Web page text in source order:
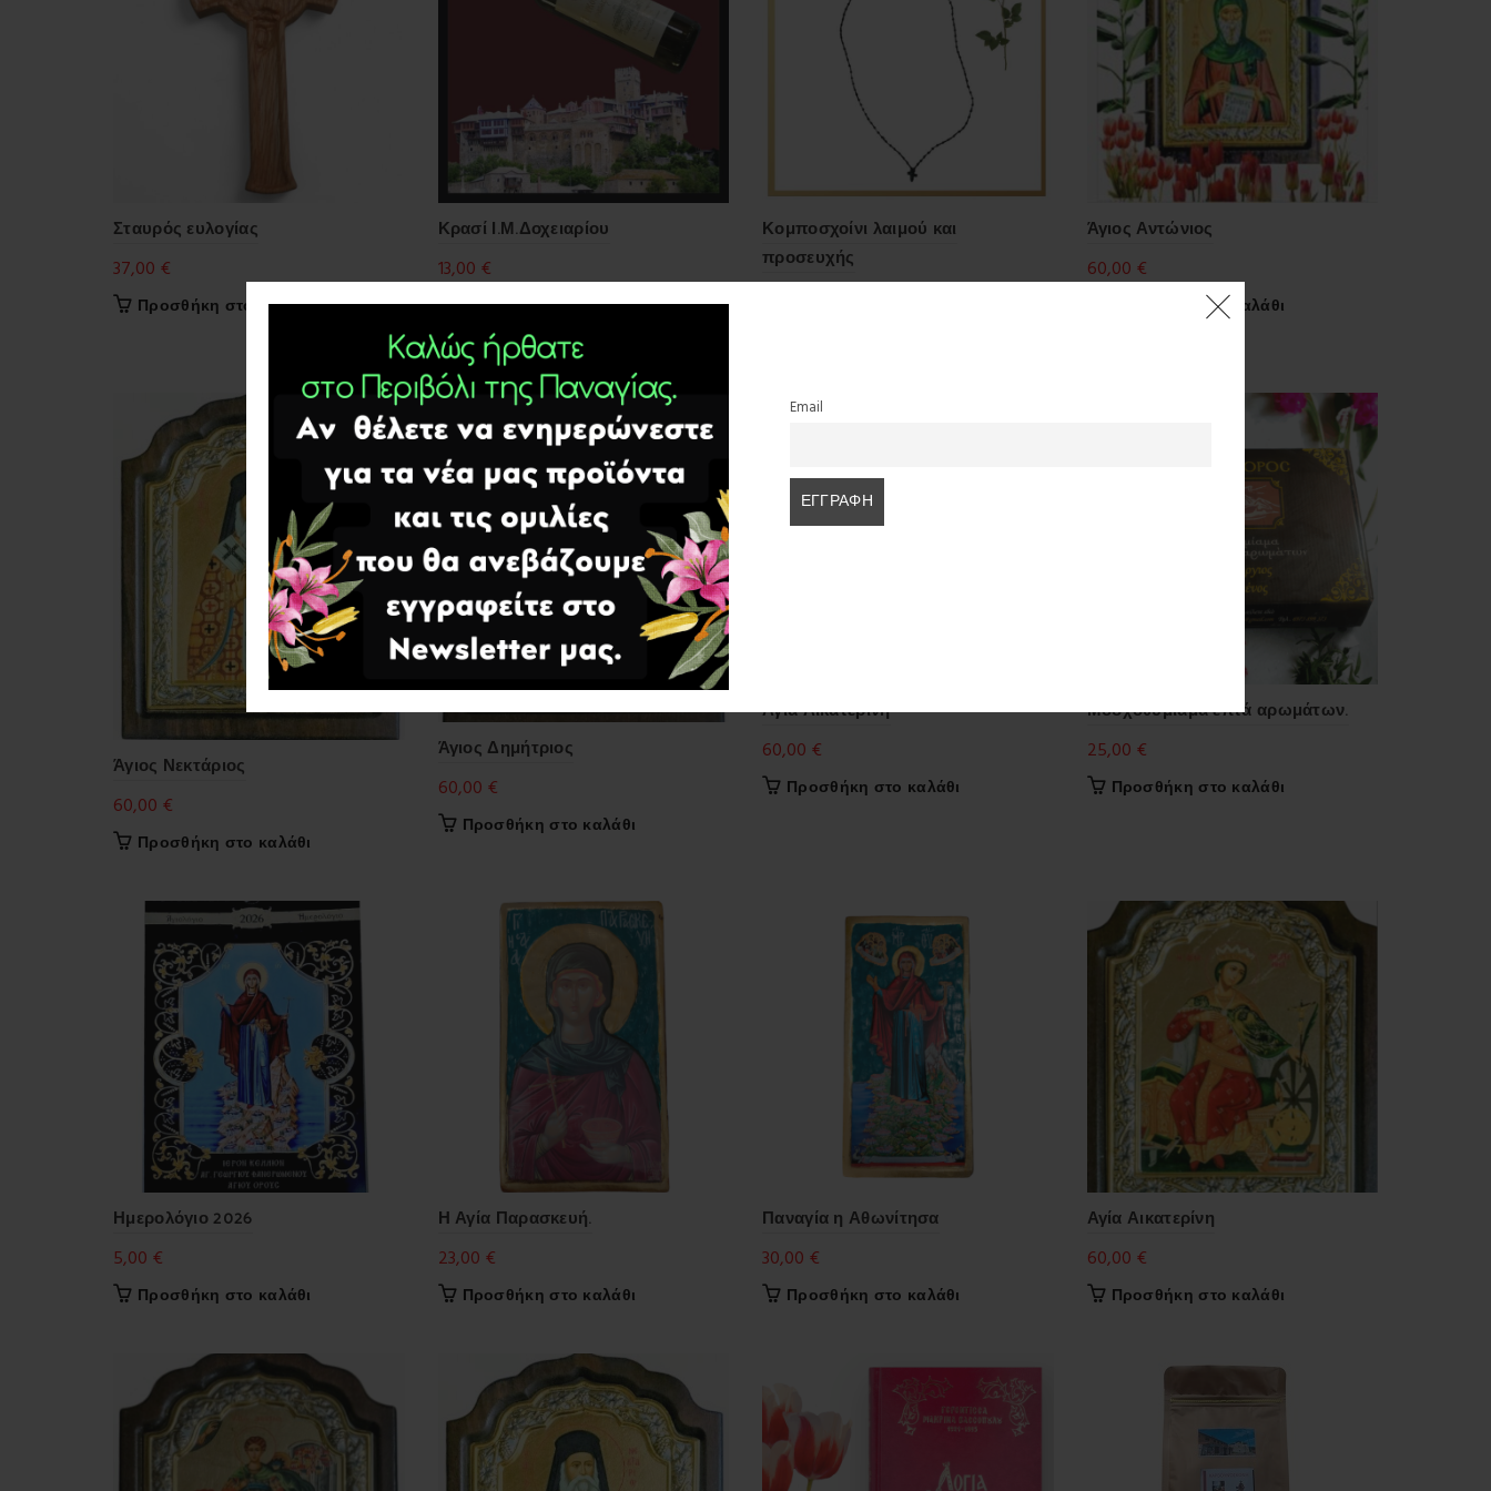
Email
Σταυρός ευλογίας
37,00 €
Προσθήκη στο καλάθι
Κρασί Ι.Μ.Δοχειαρίου
13,00 €
Προσθήκη στο καλάθι
Κομποσχοίνι λαιμού και
προσευχής
Άγιος Αντώνιος
60,00 €
Προσθήκη στο καλάθι
Άγιος Νεκτάριος
60,00 €
Προσθήκη στο καλάθι
Άγιος Δημήτριος
60,00 €
Προσθήκη στο καλάθι
Αγία Αικατερίνη
60,00 €
Προσθήκη στο καλάθι
Μοσχοθυμίαμα επτά αρωμάτων.
25,00 €
Προσθήκη στο καλάθι
Ημερολόγιο 2026
5,00 €
Προσθήκη στο καλάθι
Η Αγία Παρασκευή.
23,00 €
Προσθήκη στο καλάθι
Παναγία η Αθωνίτησα
30,00 €
Προσθήκη στο καλάθι
Αγία Αικατερίνη
60,00 €
Προσθήκη στο καλάθι